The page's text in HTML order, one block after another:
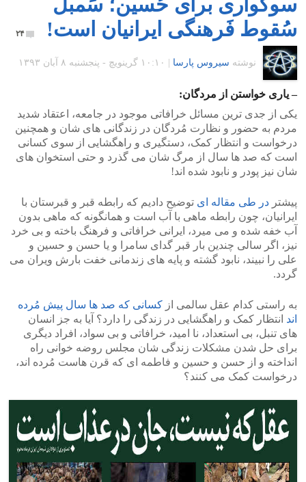
سُقوط فَرهنگی ایرانیان است!
۲۴
نوشته سیروس پارسا ۱۰:۱۰ گرينويچ - پنجشنبه ۸ آبان ۱۳۹۳
– یاری خواستن از مردگان:
یکی از جدی ترین مسائل خرافاتی موجود در جامعه، اعتقاد شدید
مردم به حضور و نظارت مُردگان در زندگانی های شان و همچنین
درخواست و انتظار کمک، دستگیری و راهگشایی از سوی کسانی
است که صد ها سال از مرگ شان می گذرد و حتی استخوان های
شان نیز پودر و نابود شده اند!
پیشتر در طی مقاله ای توضیح دادیم که رابطه قبر و قبرستان با
ایرانیان، چون رابطه ماهی با آب است و همانگونه که ماهی بدون
آب خفه شده و می میرد، ایرانی خرافاتی و فرهنگ باخته و بی خرد
نیز، اگر سالی چندین بار قبر گدای سامرا و یا حسن و حسین و
علی را نبیند، نابود گشته و پایه های زندمانی خفت بارش ویران می
گردد.
به راستی کدام عقل سالمی از کسانی که صد ها سال پیش مُرده
اند انتظار کمک و راهگشایی در زندگی را دارد؟ آیا به جز انسان
های تنبل، بی استعداد، نا امید، خرافاتی و بی سواد، افراد دیگری
برای حل شدن مشکلات زندگی شان مجلس روضه خوانی راه
انداخته و از حسن و حسین و فاطمه ای که قرن هاست مُرده اند،
درخواست کمک می کنند؟